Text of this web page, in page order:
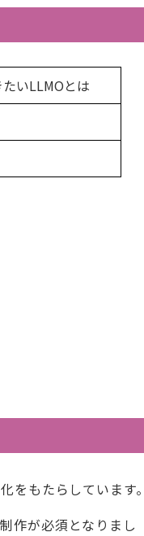
いLLMOとは
をもたらしています
作が必須となりまし